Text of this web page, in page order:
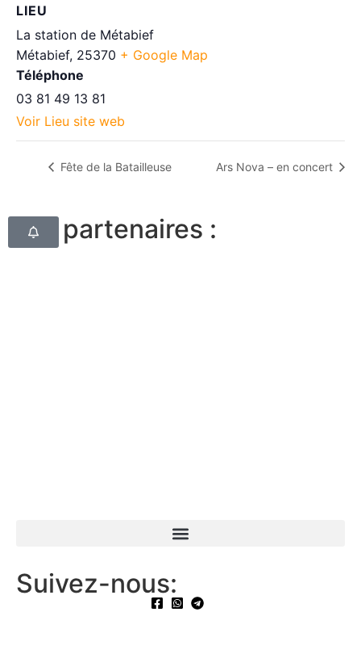
LIEU
La station de Métabief
Métabief, 25370 + Google Map
Téléphone
03 81 49 13 81
Voir Lieu site web
Fête de la Batailleuse Ars Nova – en concert
Nos partenaires :
Suivez-nous: